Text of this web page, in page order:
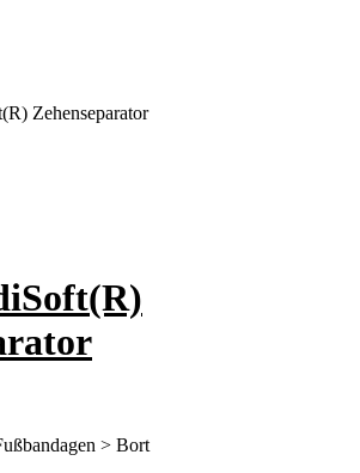
Zehenseparator
> Bort